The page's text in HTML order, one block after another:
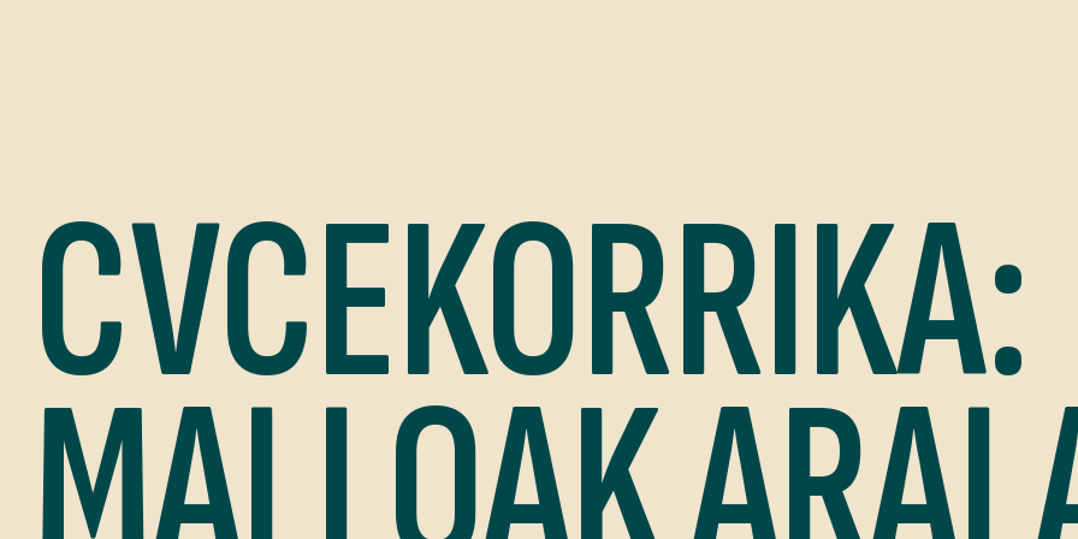
CVCEKORRIKA: